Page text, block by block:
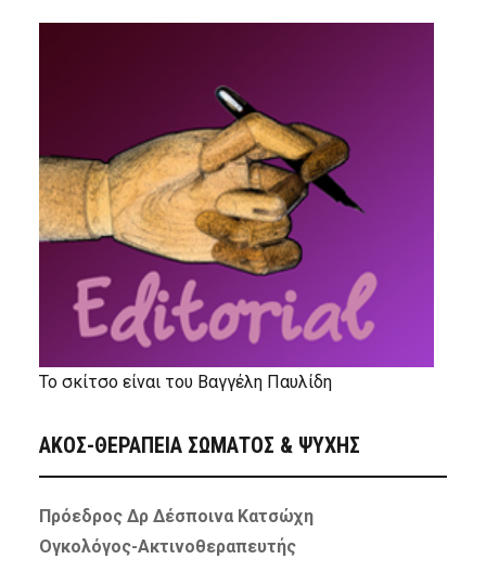
Το σκίτσο είναι του Βαγγέλη Παυλίδη
ΑΚΟΣ-ΘΕΡΑΠΕΙΑ ΣΩΜΑΤΟΣ & ΨΥΧΗΣ
Πρόεδρος Δρ Δέσποινα Κατσώχη
Ογκολόγος-Ακτινοθεραπευτής